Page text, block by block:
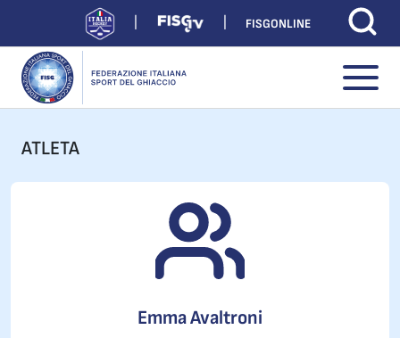
FISGONLINE
ATLETA
Emma Avaltroni